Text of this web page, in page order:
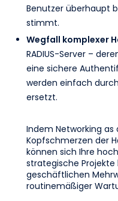
Benutzer überhaupt
stimmt.
Wegfall komplexer
RADIUS-Server –
eine sichere
werden einfach
ersetzt.
Indem Networking
Kopfschmerzen der
können sich Ihre
strategische
geschäftlichen
routinemäßiger